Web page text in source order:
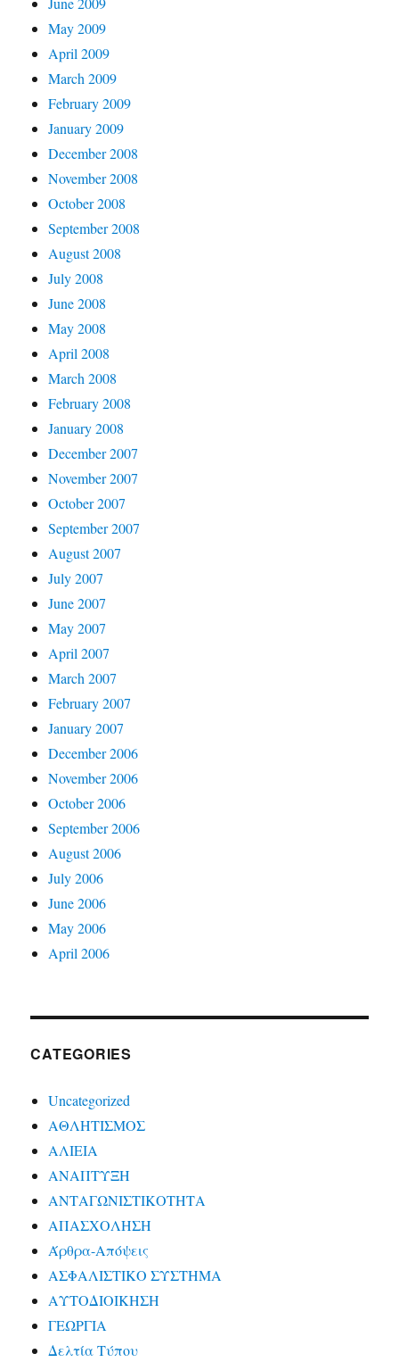
May 2009
April 2009
March 2009
February 2009
January 2009
December 2008
November 2008
October 2008
September 2008
August 2008
July 2008
June 2008
May 2008
April 2008
March 2008
February 2008
January 2008
December 2007
November 2007
October 2007
September 2007
August 2007
July 2007
June 2007
May 2007
April 2007
March 2007
February 2007
January 2007
December 2006
November 2006
October 2006
September 2006
August 2006
July 2006
June 2006
May 2006
April 2006
CATEGORIES
Uncategorized
ΑΘΛΗΤΙΣΜΟΣ
ΑΛΙΕΙΑ
ΑΝΑΠΤΥΞΗ
ΑΝΤΑΓΩΝΙΣΤΙΚΟΤΗΤΑ
ΑΠΑΣΧΟΛΗΣΗ
Άρθρα-Απόψεις
ΑΣΦΑΛΙΣΤΙΚΟ ΣΥΣΤΗΜΑ
ΑΥΤΟΔΙΟΙΚΗΣΗ
ΓΕΩΡΓΙΑ
Δελτία Τύπου